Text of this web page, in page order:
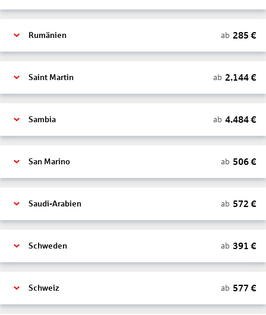
Rumänien ab 285 €
Saint Martin ab 2.144€
Sambia ab 4.484€
San Marino ab 506€
Saudi-Arabien ab 572 €
Schweden ab 391 €
Schweiz ab 577 €